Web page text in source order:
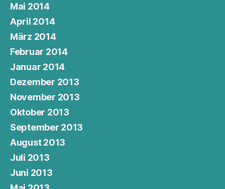
Mai 2014
April 2014
März 2014
Februar 2014
Januar 2014
Dezember 2013
November 2013
Oktober 2013
September 2013
August 2013
Juli 2013
Juni 2013